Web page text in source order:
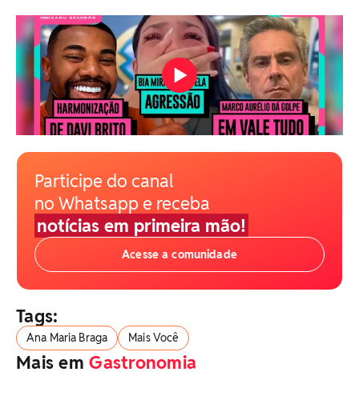
Participe do canal
no Whatsapp e receba
notícias em primeira mão!
Acesse a comunidade
Tags:
Ana Maria Braga Mais Você
Mais emGastronomia